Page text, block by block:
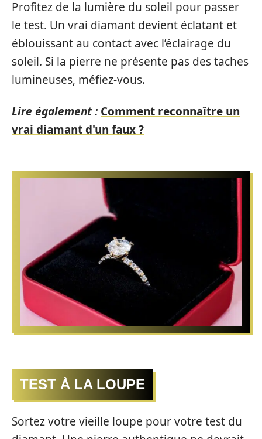
Profitez de la lumière du soleil pour passer
le test. Un vrai diamant devient éclatant et
éblouissant au contact avec l’éclairage du
soleil. Si la pierre ne présente pas des taches
lumineuses, méfiez-vous.
Lire également : Comment reconnaître un
vrai diamant d'un faux ?
TEST À LA LOUPE
Sortez votre vieille loupe pour votre test du